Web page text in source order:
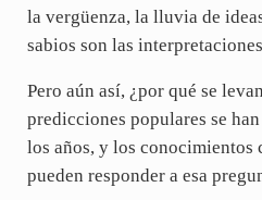
la vergüenza, la lluvia de
sabios son las
Pero aún así, ¿por qué se
predicciones populares se
los años, y los conocimientos
pueden responder a esa